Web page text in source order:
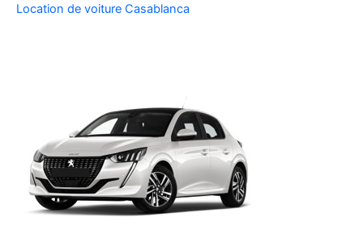
Voiture
Location de voiture Casablanca